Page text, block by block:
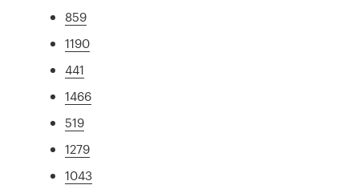
859
1190
441
1466
519
1279
1043